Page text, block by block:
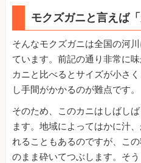
モクズガニと言えば「
そんなモクズガニは全国の河
ています。前記の通り非常に
カニと比べるとサイズが小さ
し手間がかかるのが難点です。
そのため、このカニはしばし
ます。地域によってはかに汁
れることもあるのですが、こ
のまま砕いてつぶします。そ